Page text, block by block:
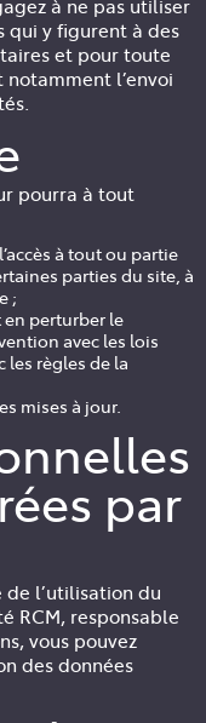
à ne pas utiliser
qui y figurent à des
et pour toute
l’envoi
pourra à tout
à tout ou partie
parties du site, à
;
perturber le
avec les lois
règles de la
mises à jour.
par
de l’utilisation du
RCM, responsable
vous pouvez
des données